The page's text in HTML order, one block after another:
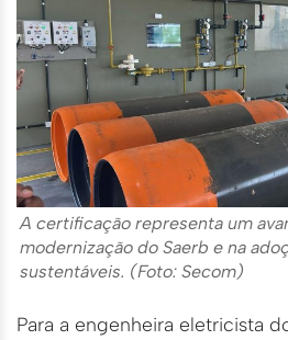
A certificação representa um
modernização do Saerb e na
sustentáveis. (Foto: Secom)
Para a engenheira eletricista